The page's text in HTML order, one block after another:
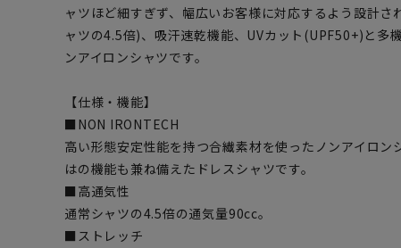
ャツほど細すぎず、幅広いお客様に対応するよう設計さ
ャツの4.5倍)、吸汗速乾機能、UVカット(UPF50+)と多
ンアイロンシャツです。
【仕様・機能】
■NON IRONTECH
高い形態安定性能を持つ合繊素材を使ったノンアイロ
はの機能も兼ね備えたドレスシャツです。
■高通気性
通常シャツの4.5倍の通気量90cc。
■ストレッチ